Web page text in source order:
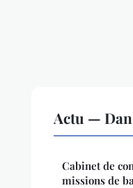
Actu —
Cabinet de
missions de